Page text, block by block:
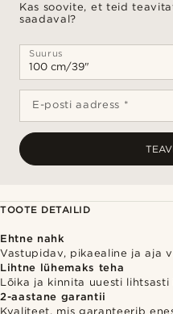
Kas soovite, et teid
saadaval?
Suurus
E-posti aadress *
TOOTE DETAILID
Ehtne nahk
Vastupidav, pikaealine ja aja
Lihtne lühemaks teha
Lõika ja kinnita uuesti lihtsasti
2-aastane garantii
Kvaliteet, mis garanteerib